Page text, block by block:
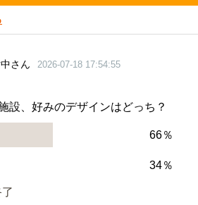
さん 2026-07-18 17:54:55
設、好みのデザインはどっち？
66％
34％